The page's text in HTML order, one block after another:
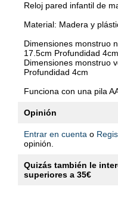
Reloj pared infantil de
Material: Madera y
Dimensiones monstruo
17.5cm Profundidad 4cm
Dimensiones monstruo
Profundidad 4cm
Funciona con una pila
Opinión
Entrar en cuenta o
opinión.
Quizás también le
superiores a 35€